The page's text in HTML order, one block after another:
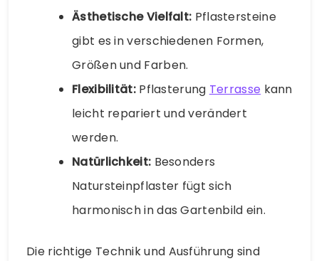
Ästhetische Vielfalt: Pflastersteine
gibt es in verschiedenen Formen,
Größen und Farben.
Flexibilität:Pflasterung Terrasse kann
leicht repariert und verändert
werden.
Natürlichkeit: Besonders
Natursteinpflaster fügt sich
harmonisch in das Gartenbild ein.
Die richtige Technik und Ausführung sind